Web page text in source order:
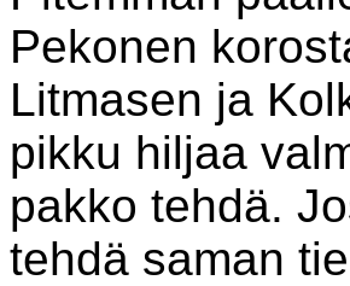
Pekonen
Litmasen ja
pikku hiljaa
pakko tehdä.
tehdä saman